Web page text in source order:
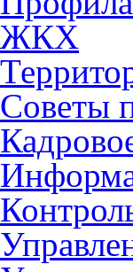
ЖКХ
Советы